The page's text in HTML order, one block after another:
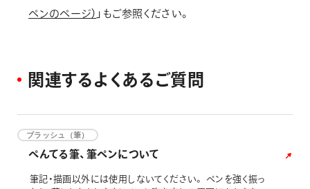
ペンのページ） 」もご参照ください。
関 連する よ く ある ご質 問
ブラッシュ（筆）
ぺんてる筆、筆ペンについて
筆記・描画以外には使用しないてください。 ペンを強く振っ